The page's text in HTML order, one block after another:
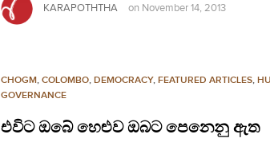
KARAPOTHTHA on November 14, 2013
CHOGM, COLOMBO, DEMOCRACY, FEATURED ARTICLES,
GOVERNANCE
එවිට ඔබේ හෙළුව ඔබට පෙනෙනු ඇත